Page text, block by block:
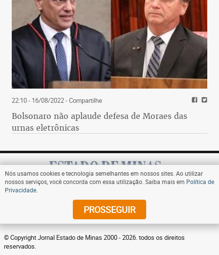
22:10 - 16/08/2022- Compartilhe
Bolsonaro não aplaude defesa de Moraes das
urnas eletrônicas
Nós usamos cookies e tecnologia semelhantes em nossos sites. Ao utilizar
nossos serviços, você concorda com essa utilização. Saiba mais em Política de
Privacidade
PROSSEGUIR
Assine
© Copyright Jornal Estado de Minas 2000 - 2026. todos os direitos
reservados.